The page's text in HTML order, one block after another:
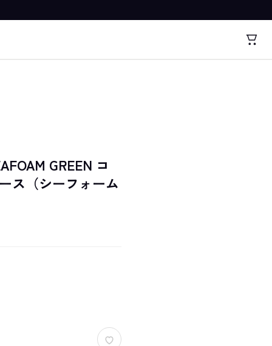
GREEN コ
ス（シーフォーム